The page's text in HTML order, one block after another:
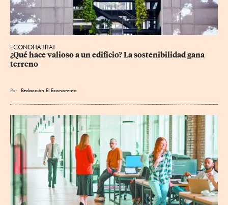
ECONOHÁBITAT
¿Qué hace valioso a un edificio? La sostenibilidad gana
terreno
Por Redacción El Economista